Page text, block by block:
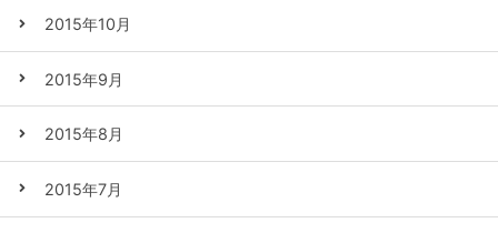
2015年10月
2015年9月
2015年8月
2015年7月